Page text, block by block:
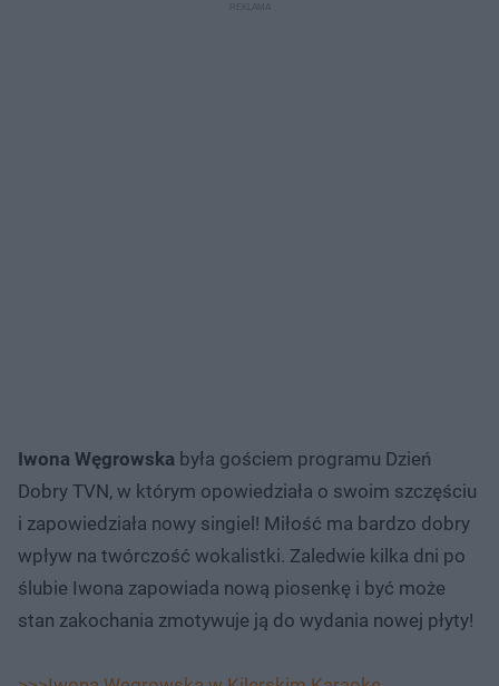
Iwona Węgrowska była gościem programu Dzień
Dobry TVN, w którym opowiedziała o swoim szczęściu
i zapowiedziała nowy singiel! Miłość ma bardzo dobry
wpływ na twórczość wokalistki. Zaledwie kilka dni po
ślubie Iwona zapowiada nową piosenkę i być może
stan zakochania zmotywuje ją do wydania nowej płyty!